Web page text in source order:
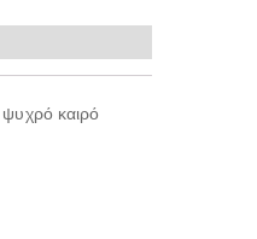
καιρό